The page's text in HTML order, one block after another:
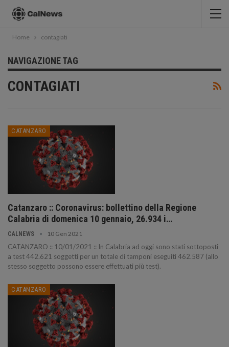
Home contagiati
NAVIGAZIONE TAG
CONTAGIATI
CATANZARO
Catanzaro :: Coronavirus: bollettino della Regione
Calabria di domenica 10 gennaio, 26.934 i…
CALNEWS 10 Gen 2021
CATANZARO :: 10/01/2021 :: In Calabria ad oggi sono stati sottoposti
a test 442.621 soggetti per un totale di tamponi eseguiti 462.587 (allo
stesso soggetto possono essere effettuati più test).
CATANZARO